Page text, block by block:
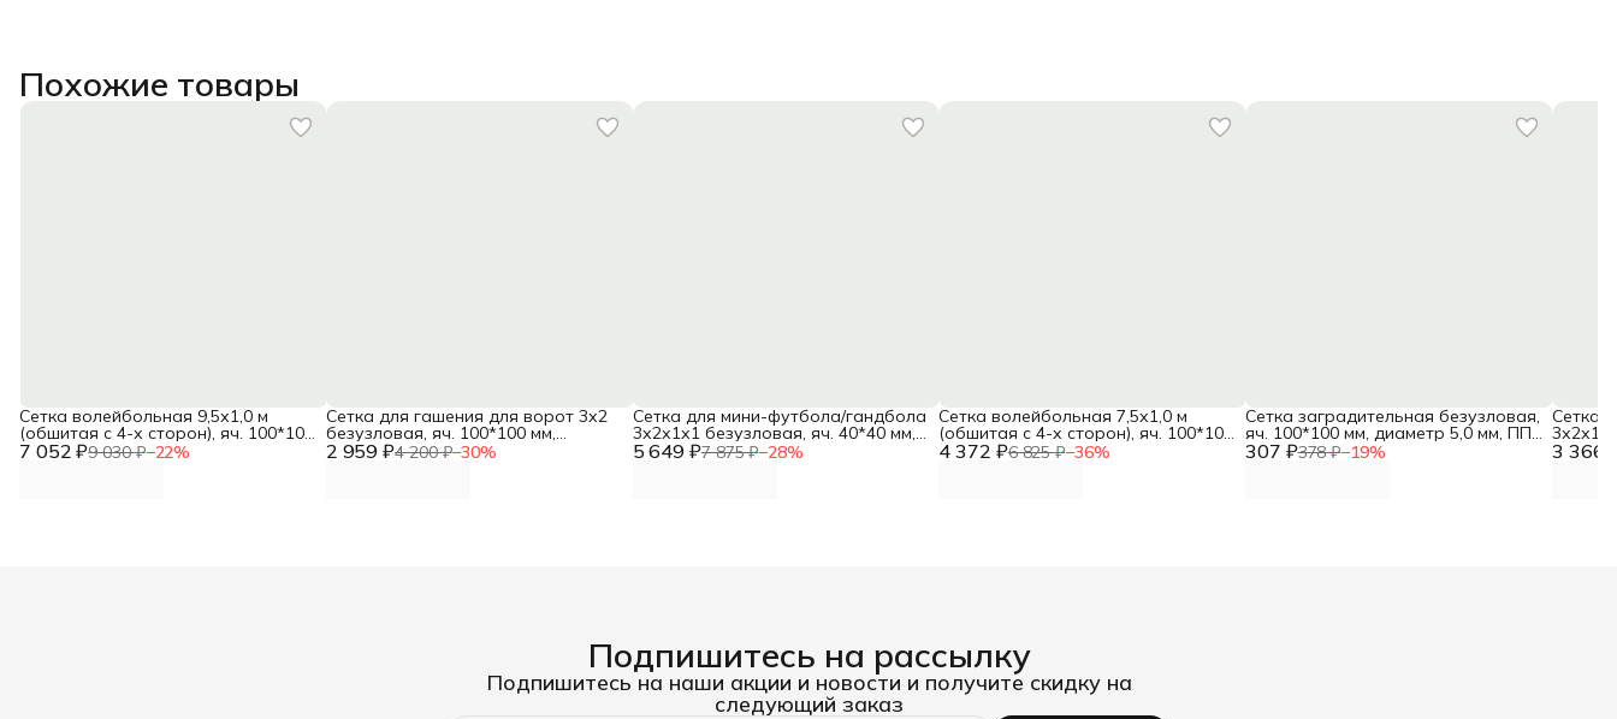
Похожие товары
7 052 ₽9 030 ₽−22%
Сетка волейбольная 9,5х1,0 м
(обшитая с 4-х сторон), яч. 100*100
мм, диаметр 5,0 мм, ПП, белый DNN 2 959 ₽4 200 ₽−30%
Сетка для гашения для ворот 3х2
безузловая, яч. 100*100 мм,
диаметр 4,0 мм, ПП, белый, пара 5 649 ₽7 875 ₽−28%
Сетка для мини-футбола/гандбола
3х2х1х1 безузловая, яч. 40*40 мм,
диаметр 2,2 мм, ПП, белый, пара 4 372 ₽6 825 ₽−36%
Сетка волейбольная 7,5х1,0 м
(обшитая с 4-х сторон), яч. 100*100
мм, диаметр 3,0 мм, ПП, белый DNN 307 ₽378 ₽−19%
Сетка заградительная безузловая,
яч. 100*100 мм, диаметр 5,0 мм, ПП,
белый, м2 DNN 3 366
Сетка
мм,
Подпишитесь на рассылку
Подпишитесь на наши акции и новости и получите скидку на
следующий заказ